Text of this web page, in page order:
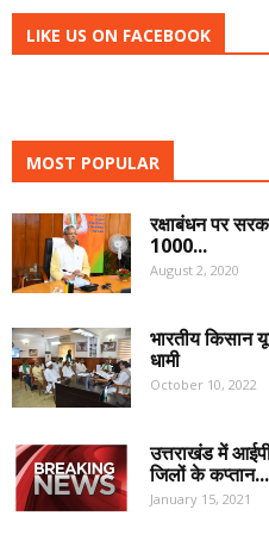
LIKE US ON FACEBOOK
MOST POPULAR
रक्षाबंधन पर
1000...
August 2, 2020
भारतीय किसान
धामी
October 10, 2022
उत्तराखंड में
जिलों के कप्तान...
January 15, 2021